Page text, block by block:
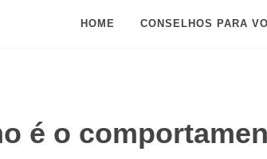
HOME CONSELHOS PARA
é o